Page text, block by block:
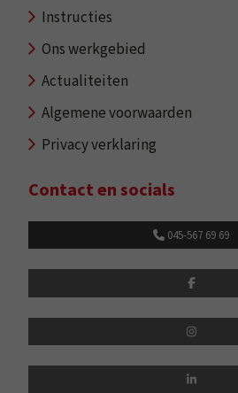
Instructies
Ons werkgebied
Actualiteiten
Algemene voorwaarden
Privacy verklaring
Contact en socials
045-567 69 69